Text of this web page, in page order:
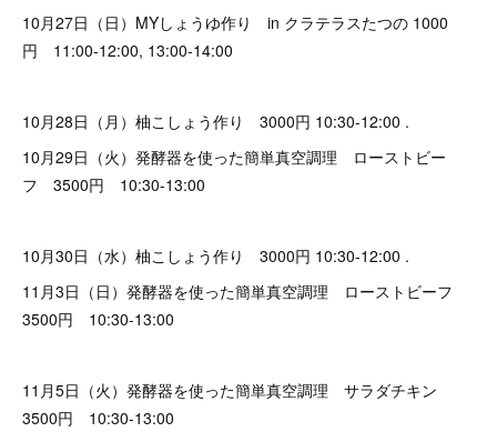
10月27日（日）MYしょうゆ作り in クラテラスたつの 1000
円 11:00-12:00, 13:00-14:00
10月28日（月）柚こしょう作り 3000円 10:30-12:00 .
10月29日（火）発酵器を使った簡単真空調理 ローストビー
フ 3500円 10:30-13:00
10月30日（水）柚こしょう作り 3000円 10:30-12:00 .
11月3日（日）発酵器を使った簡単真空調理 ローストビーフ
3500円 10:30-13:00
11月5日（火）発酵器を使った簡単真空調理 サラダチキン
3500円 10:30-13:00